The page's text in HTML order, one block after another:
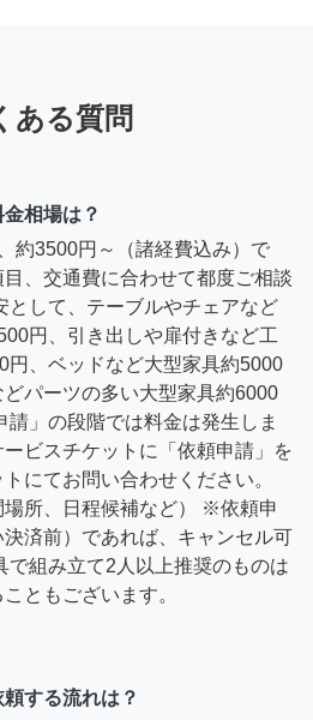
ある質問
相場は？
約3500円～（諸経費込み）で
、交通費に合わせて都度ご相談
として、テーブルやチェアなど
円、引き出しや扉付きなど工
円、ベッドなど大型家具約5000
パーツの多い大型家具約6000
請」の段階では料金は発生しま
ビスチケットに「依頼申請」を
にてお問い合わせください。
場所、日程候補など） ※依頼申
済前）であれば、キャンセル可
組み立て2人以上推奨のものは
ともございます。
する流れは？